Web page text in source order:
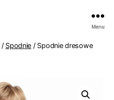
Menu
/ Spodnie / Spodnie dresowe